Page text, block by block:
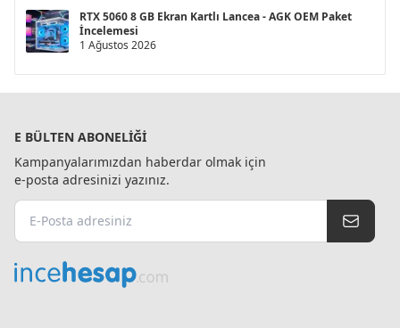
RTX 5060 8 GB Ekran Kartlı Lancea - AGK OEM Paket
İncelemesi
1 Ağustos 2026
E BÜLTEN ABONELIĞI
Kampanyalarımızdan haberdar olmak için
e-posta adresinizi yazınız.